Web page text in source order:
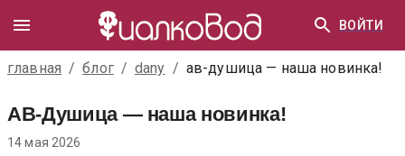
ВОЙТИ
главная / блог / dany / ав-душица — наша новинка!
АВ-Душица — наша новинка!
14 мая 2026